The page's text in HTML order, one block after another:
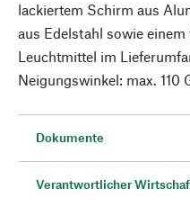
lackiertem Schirm aus
aus Edelstahl sowie
Leuchtmittel im
Neigungswinkel: max. 110
Dokumente
Verantwortlicher